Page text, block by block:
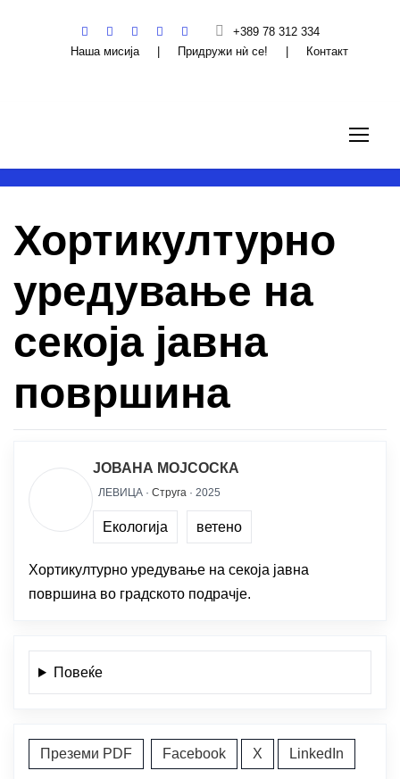
+389 78 312 334
Наша мисија
Придружи нѝ се! Контакт
Хортикултурно
уредување на
секоја јавна
површина
ЈОВАНА МОЈСОСКА
ЛЕВИЦА · Струга · 2025
Екологија ветено
Хортикултурно уредување на секоја јавна
површина во градското подрачје.
Повеќе
Преземи PDF Facebook X LinkedIn